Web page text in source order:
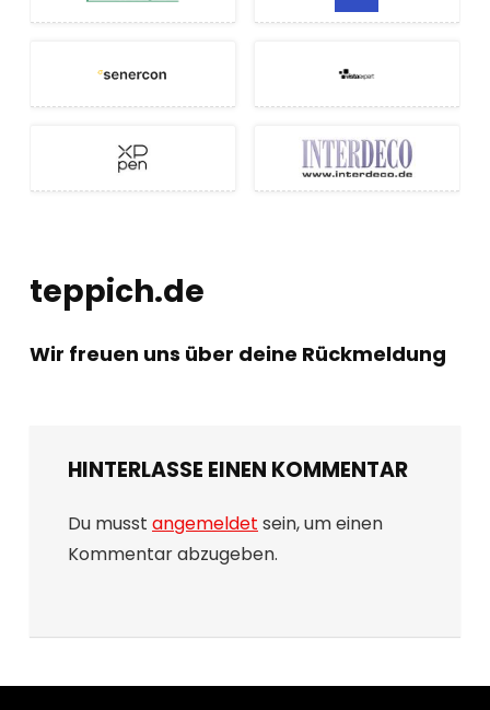
teppich.de
Wir freuen uns über deine Rückmeldung
HINTERLASSE EINEN KOMMENTAR
Du musst angemeldet sein, um einen
Kommentar abzugeben.